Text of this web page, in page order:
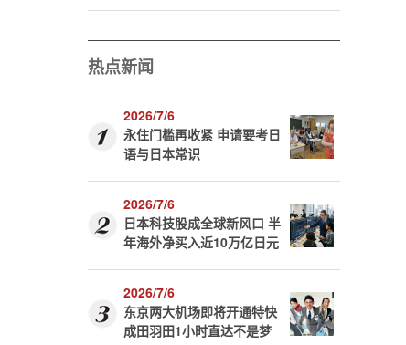
热点新闻
2026/7/6
永住门槛再收紧 申请要考日
语与日本常识
2026/7/6
日本科技股成全球新风口 半
年海外净买入近10万亿日元
2026/7/6
东京两大机场即将开通特快
成田羽田1小时直达不是梦